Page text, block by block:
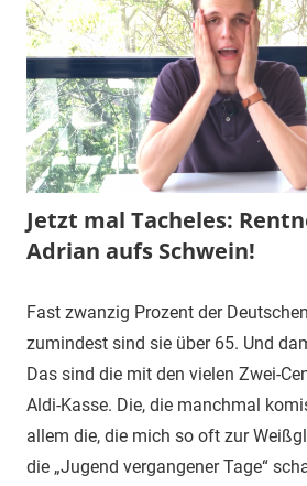
Jetzt mal Tacheles:
Adrian aufs Schwein!
Fast zwanzig Prozent der
zumindest sind sie über 65. Und
Das sind die mit den vielen Zwei-
Aldi-Kasse. Die, die manchmal
allem die, die mich so oft zur
die „Jugend vergangener Tage“